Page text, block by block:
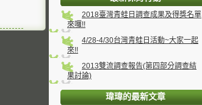
2018臺灣青蛙日調查成果及得獎名單
來囉!!
4/28-4/30台灣青蛙日活動~大家一起
來!!
2013雙流調查報告(第四部分調查結
果討論)
瑋瑋的最新文章